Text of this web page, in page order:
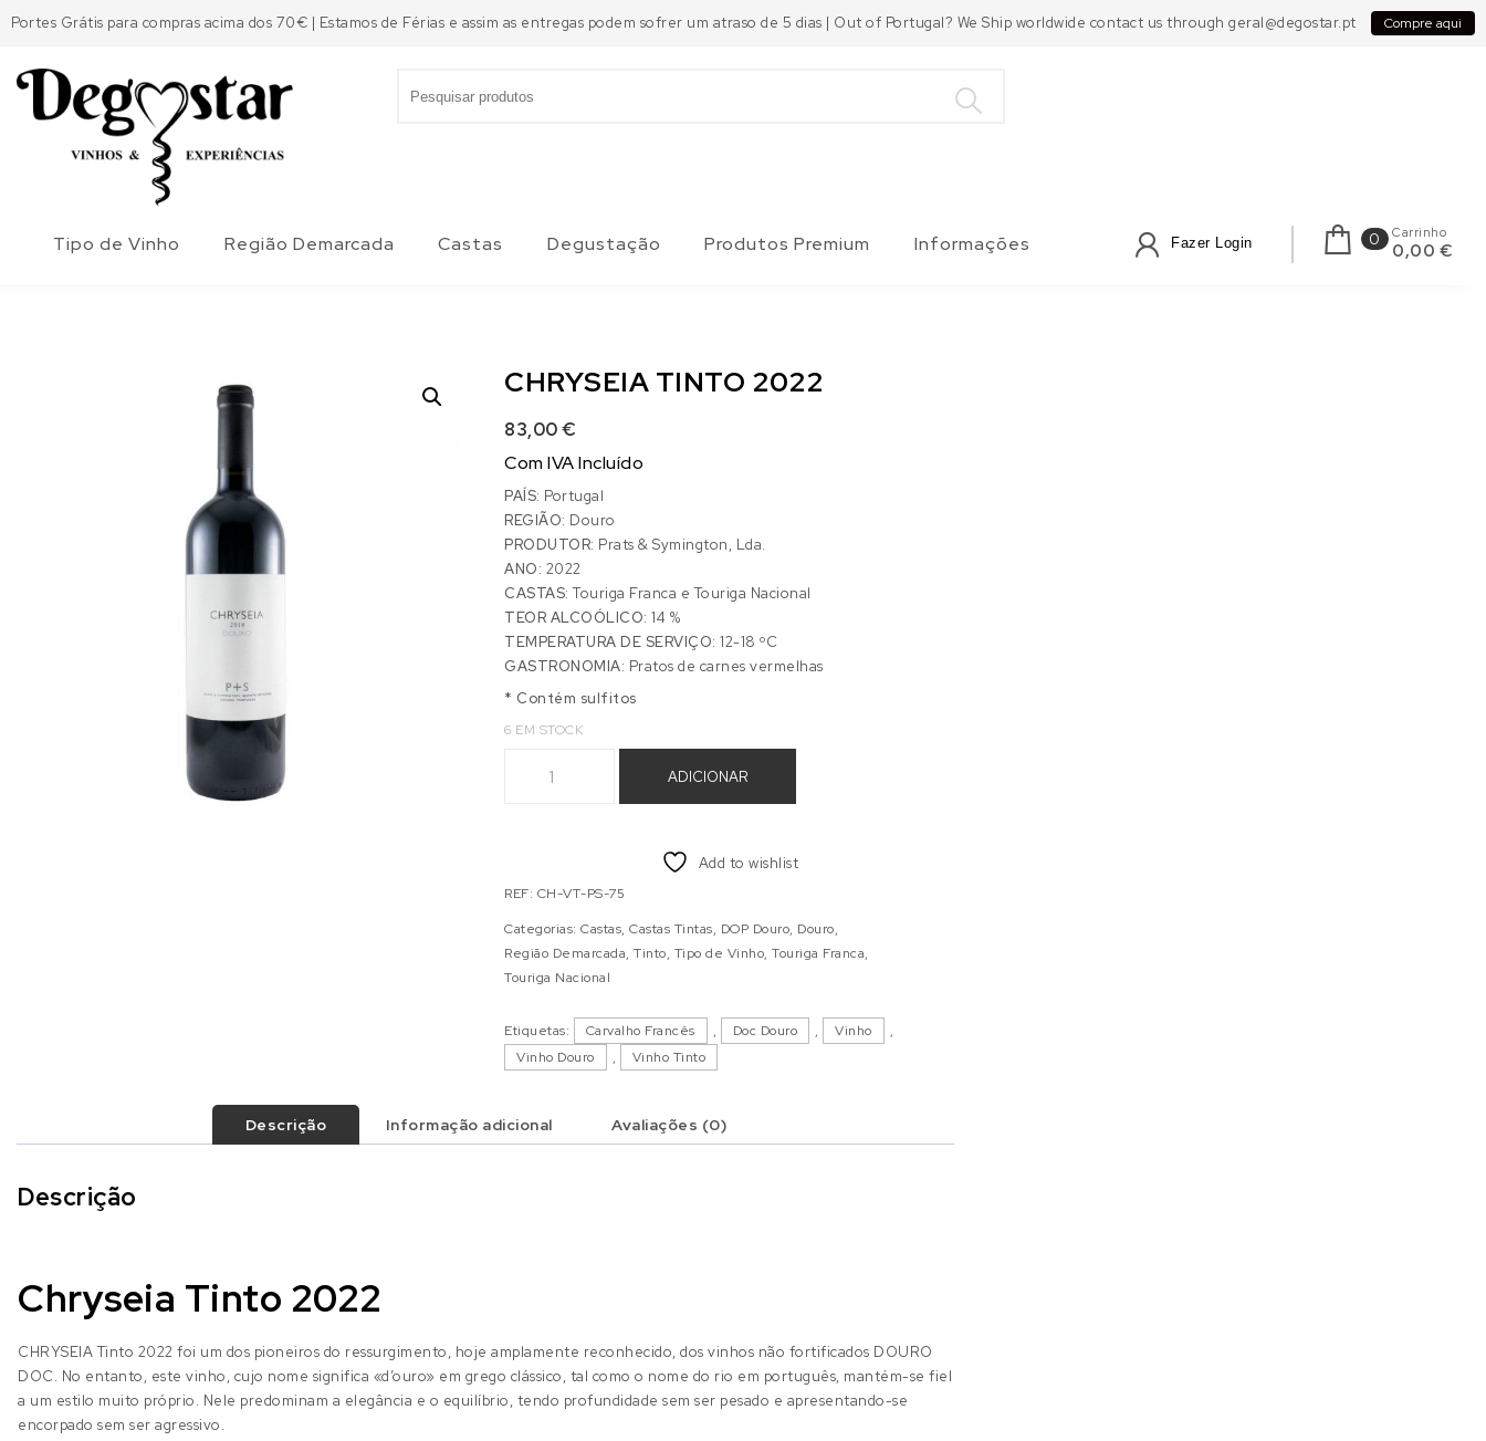
Portes Grátis para compras acima dos 70€ | Estamos de Férias e assim as entregas podem sofrer um atraso de 5 dias | Out of Portugal? We Ship worldwide contact us through geral@degostar.pt Compre aqui
Tipo de Vinho Região Demarcada Castas Degustação Produtos Premium Informações Fazer Login 0 Carrinho
0,00 €
CHRYSEIA TINTO 2022
83,00€
Com IVA Incluído
PAÍS: Portugal
REGIÃO: Douro
PRODUTOR: Prats & Symington, Lda.
ANO: 2022
CASTAS: Touriga Franca e Touriga Nacional
TEOR ALCOÓLICO:14 %
TEMPERATURA DE SERVIÇO: 12-18 ºC
GASTRONOMIA: Pratos de carnes vermelhas
* Contém sulfitos
6 EM STOCK
ADICIONAR
Add to wishlist
REF: CH-VT-PS-75
Categorias:Castas,Castas Tintas, DOP Douro, Douro,
Região Demarcada,Tinto, Tipo de Vinho,Touriga Franca,
Touriga Nacional
Etiquetas: Carvalho Francês , Doc Douro , Vinho
,
Vinho Douro
, Vinho Tinto
Descrição Informação adicional Avaliações (0)
Descrição
Chryseia Tinto 2022
CHRYSEIA Tinto 2022 foi um dos pioneiros do ressurgimento, hoje amplamente reconhecido, dos vinhos não fortificados DOURO
DOC. No entanto, este vinho, cujo nome significa «d’ouro» em grego clássico, tal como o nome do rio em português, mantém-se fiel
a um estilo muito próprio. Nele predominam a elegância e o equilíbrio, tendo profundidade sem ser pesado e apresentando-se
encorpado sem ser agressivo.